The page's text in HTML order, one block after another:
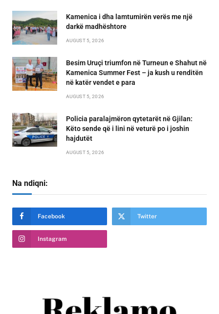
Kamenica i dha lamtumirën verës me një
darkë madhështore
AUGUST 5, 2026
Besim Uruçi triumfon në Turneun e Shahut në
Kamenica Summer Fest – ja kush u renditën
në katër vendet e para
AUGUST 5, 2026
Policia paralajmëron qytetarët në Gjilan:
Këto sende që i lini në veturë po i joshin
hajdutët
AUGUST 5, 2026
Na ndiqni:
Facebook Twitter
Instagram